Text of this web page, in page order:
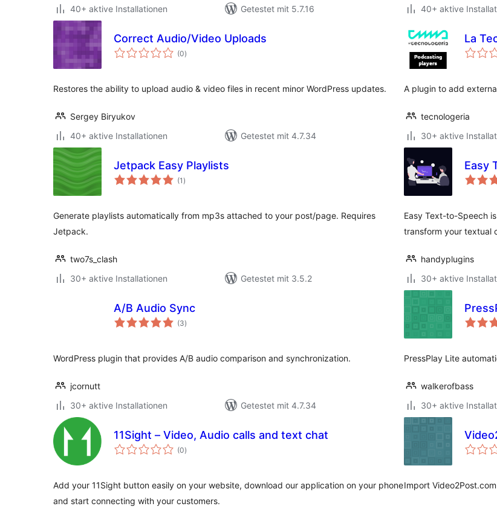
40+ aktive Installationen
Getestet mit 5.7.16
40+ aktive
Correct Audio/Video Uploads
(0Bewertungen
insgesamt
)
Restores the ability to upload audio & video files in recent minor WordPress updates.
Sergey Biryukov
40+ aktive Installationen
Getestet mit 4.7.34
La
A plugin to add
tecnologeria
30+ aktive
Jetpack Easy Playlists
(1 Bewertungen
insgesamt
)
Generate playlists automatically from mp3s attached to your post/page. Requires
Jetpack.
two7s_clash
30+ aktive Installationen
Getestet mit 3.5.2
Easy
Easy Text-to-Speech
transform your textual
handyplugins
30+ aktive
A/B Audio Sync
(3Bewertungen
insgesamt
)
WordPress plugin that provides A/B audio comparison and synchronization.
jcornutt
30+ aktive Installationen
Getestet mit 4.7.34
PressPlay Lite
walkerofbass
30+ aktive
11Sight – Video, Audio calls and text chat
(0Bewertungen
insgesamt
)
Add your 11Sight button easily on your website, download our application on your phone
and start connecting with your customers.
Import